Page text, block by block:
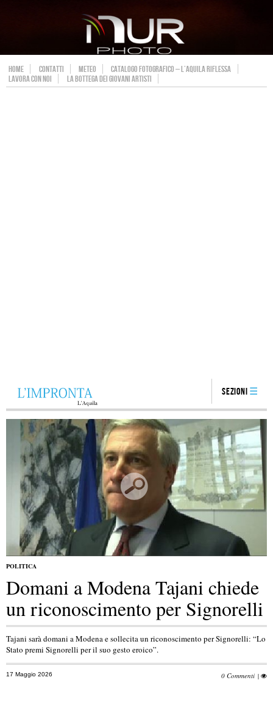
HOME CONTATTI METEO
CATALOGO FOTOGRAFICO – L’AQUILA RIFLESSA
LAVORA CON NOI
LA BOTTEGA DEI GIOVANI ARTISTI
Sezioni
POLITICA
Domani a Modena Tajani chiede
un riconoscimento per Signorelli
Tajani sarà domani a Modena e sollecita un riconoscimento per Signorelli: “Lo
Stato premi Signorelli per il suo gesto eroico”.
17 Maggio 2026 0 Commenti |